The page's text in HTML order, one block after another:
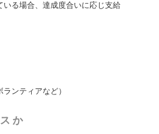
る場合、達成度合いに応じ支給
ンティアなど）
か